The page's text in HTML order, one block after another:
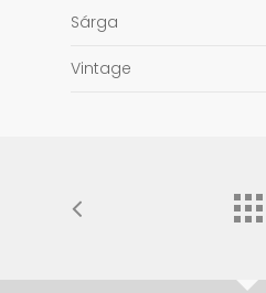
Sárga
Vintage